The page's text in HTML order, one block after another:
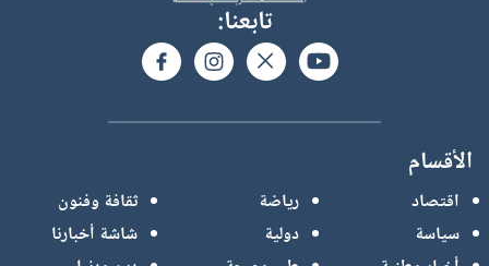
تابعنا:
الأقسام
ثقافة وفنون
شاشة أخبارنا
رياضة
دولية
اقتصاد
سياسة